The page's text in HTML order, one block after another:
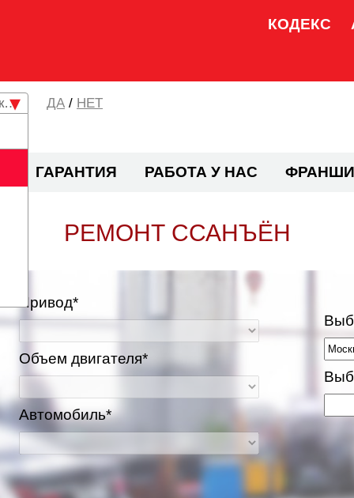
КОДЕКС
область/ НЕТ
ГАРАНТИЯ РАБОТА У НАС
РЕМОНТ ССАНЪЁН
Привод*
Объем двигателя*
Автомобиль*